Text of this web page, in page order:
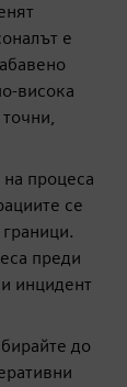
е
висока
процеса
се
преди
инцидент
до